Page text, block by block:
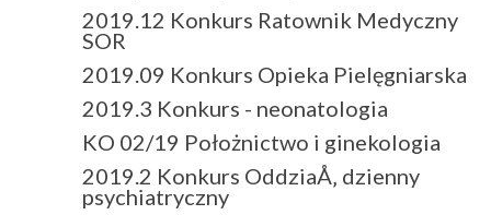
2019.12 Konkurs Ratownik Medyczny
SOR
2019.09 Konkurs Opieka Pielęgniarska
2019.3 Konkurs - neonatologia
KO 02/19 Położnictwo i ginekologia
2019.2 Konkurs OddziaÅ‚ dzienny
psychiatryczny